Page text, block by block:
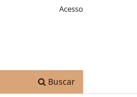
Buscar
Acesso